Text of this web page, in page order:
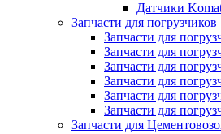
Датчики
Запчасти для погрузчиков
Запчасти для
Запчасти для
Запчасти для
Запчасти для
Запчасти для
Запчасти для
Запчасти для